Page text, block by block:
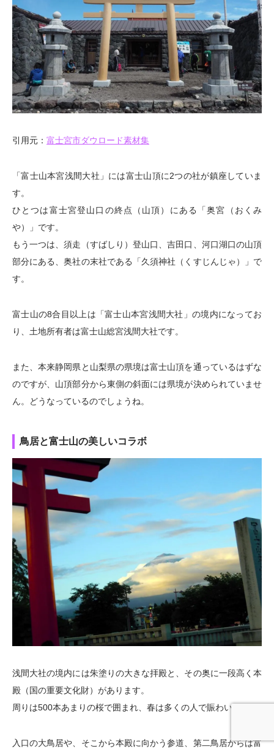
引用元： 富士宮市ダウロード素材集
「富士山本宮浅間大社」には富士山頂に2つの社が鎮座していま
す。
ひとつは富士宮登山口の終点（山頂）にある「奥宮（おくみ
や）」です。
もう一つは、須走（すばしり）登山口、吉田口、河口湖口の山頂
部分にある、奥社の末社である「久須神社（くすじんじゃ）」で
す。
富士山の8合目以上は「富士山本宮浅間大社」の境内になってお
り、土地所有者は富士山総宮浅間大社です。
また、本来静岡県と山梨県の県境は富士山頂を通っているはずな
のですが、山頂部分から東側の斜面には県境が決められていませ
ん。どうなっているのでしょうね。
鳥居と富士山の美しいコラボ
浅間大社の境内には朱塗りの大きな拝殿と、その奥に一段高く本
殿（国の重要文化財）があります。
周りは500本あまりの桜で囲まれ、春は多くの人で賑わいます。
入口の大鳥居や、そこから本殿に向かう参道、第二鳥居からは富